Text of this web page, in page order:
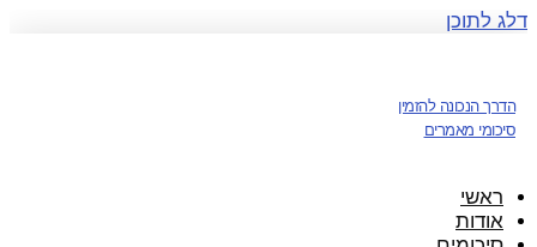
דלג לתוכן
הדרך הנכונה להזמין
סיכומי מאמרים
ראשי
אודות